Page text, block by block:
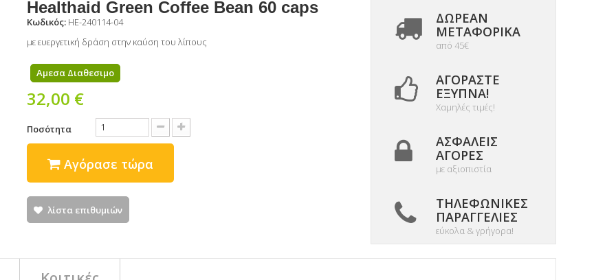
Healthaid Green Coffee Bean 60 caps
Κωδικός: HE-240114-04
με ευεργετική δράση στην καύση του λίπους
Αμεσα Διαθεσιμο
32,00 €
Ποσότητα
Αγόρασε τώρα
λίστα επιθυμιών
ΔΩΡΕΑΝ
ΜΕΤΑΦΟΡΙΚΆ
από 45€
ΑΓΟΡΆΣΤΕ
ΈΞΥΠΝΑ!
Χαμηλές τιμές!
ΑΣΦΑΛΕΊΣ
ΑΓΟΡΈΣ
με αξιοπιστία
ΤΗΛΕΦΩΝΙΚΈΣ
ΠΑΡΑΓΓΕΛΊΕΣ
εύκολα & γρήγορα!